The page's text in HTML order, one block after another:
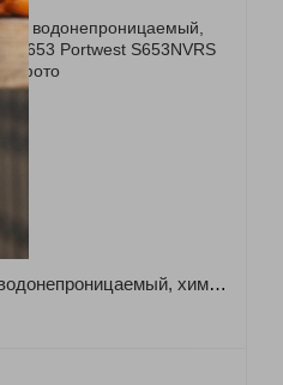
Полукомбинезон водонепроницаемый, химически стойкий S653 Portwest